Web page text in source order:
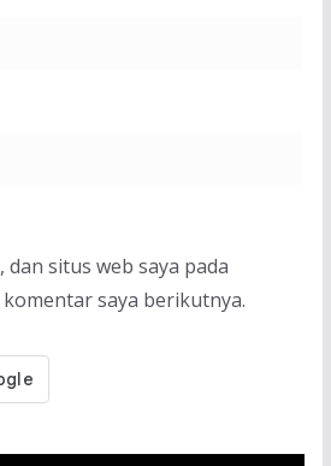
dan situs web saya pada
saya berikutnya.